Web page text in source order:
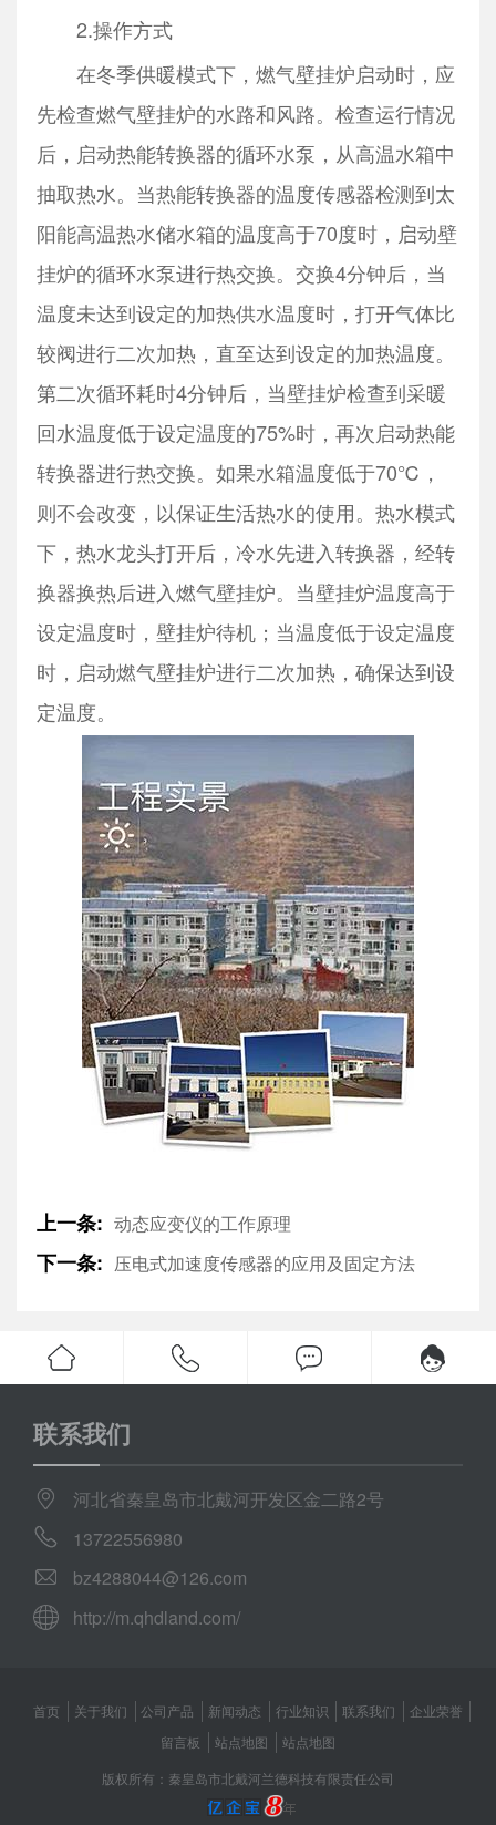
2.操作方式
在冬季供暖模式下，燃气壁挂炉启动时，应
先检查燃气壁挂炉的水路和风路。检查运行情况
后，启动热能转换器的循环水泵，从高温水箱中
抽取热水。当热能转换器的温度传感器检测到太
阳能高温热水储水箱的温度高于70度时，启动壁
挂炉的循环水泵进行热交换。交换4分钟后，当
温度未达到设定的加热供水温度时，打开气体比
较阀进行二次加热，直至达到设定的加热温度。
第二次循环耗时4分钟后，当壁挂炉检查到采暖
回水温度低于设定温度的75%时，再次启动热能
转换器进行热交换。如果水箱温度低于70℃，
则不会改变，以保证生活热水的使用。热水模式
下，热水龙头打开后，冷水先进入转换器，经转
换器换热后进入燃气壁挂炉。当壁挂炉温度高于
设定温度时，壁挂炉待机；当温度低于设定温度
时，启动燃气壁挂炉进行二次加热，确保达到设
定温度。
上一条: 动态应变仪的工作原理
下一条: 压电式加速度传感器的应用及固定方法
联系我们
河北省秦皇岛市北戴河开发区金二路2号
13722556980
bz4288044@126.com
http://m.qhdland.com/
首页 关于我们 公司产品 新闻动态 行业知识 联系我们
企业荣誉
留言板
站点地图
站点地图
版权所有：秦皇岛市北戴河兰德科技有限责任公司